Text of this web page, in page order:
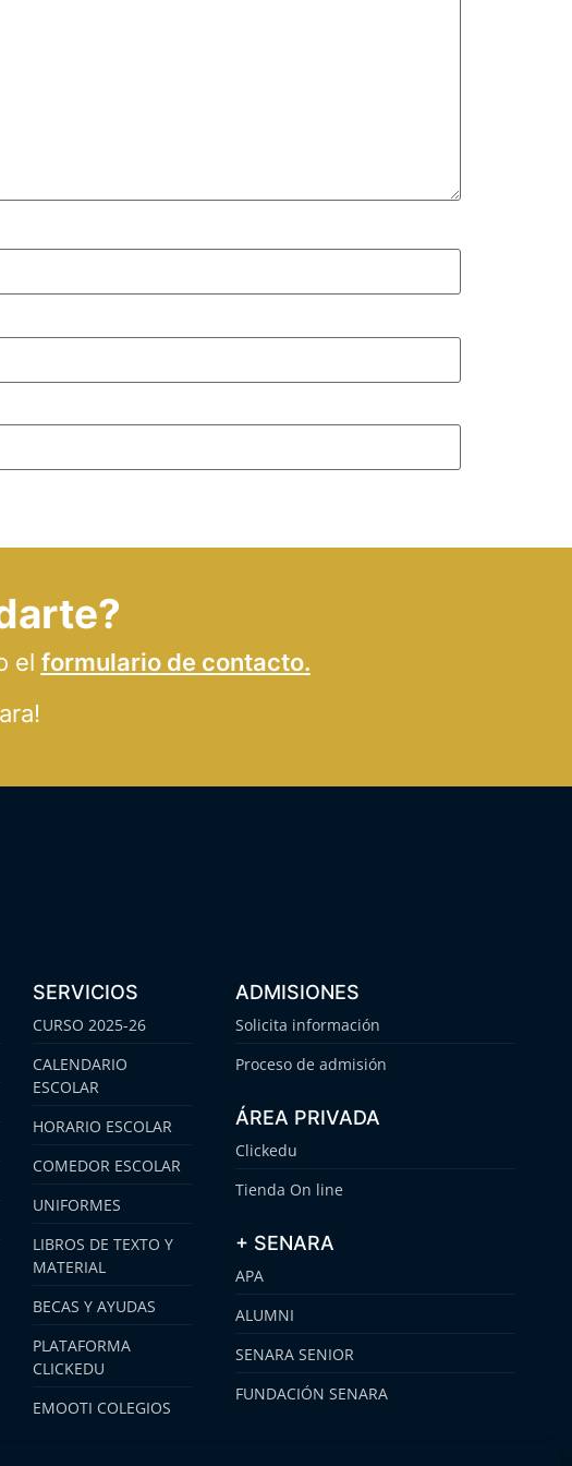
el formulario de contacto.
SERVICIOS
CURSO 2025-26
CALENDARIO
ESCOLAR
HORARIO ESCOLAR
COMEDOR ESCOLAR
UNIFORMES
LIBROS DE TEXTO Y
MATERIAL
BECAS Y AYUDAS
PLATAFORMA
CLICKEDU
EMOOTI COLEGIOS
ADMISIONES
Solicita información
Proceso de admisión
ÁREA PRIVADA
Clickedu
Tienda On line
+ SENARA
APA
ALUMNI
SENARA SENIOR
FUNDACIÓN SENARA